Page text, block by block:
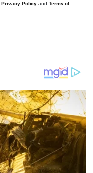
Privacy Policy and Terms of